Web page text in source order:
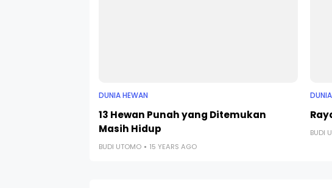
DUNIA HEWAN
13 Hewan Punah yang Ditemukan
Masih Hidup
BUDI UTOMO 15 YEARS AGO
BUDI